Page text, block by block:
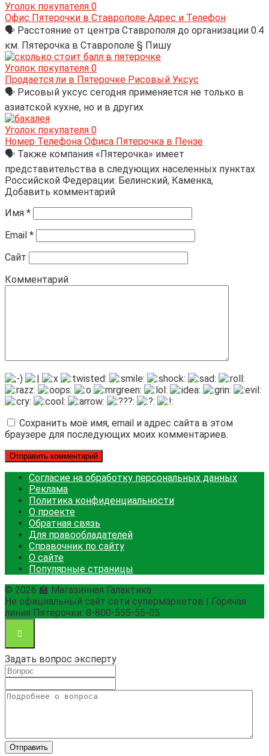
Уголок покупателя 0
Офис Пятерочки в Ставрополе Адрес и Телефон
🗣 Расстояние от центра Ставрополя до организации 0.4
км. Пятерочка в Ставрополе § Пишу
Уголок покупателя 0
Продается ли в Пятерочке Рисовый Уксус
🗣 Рисовый уксус сегодня применяется не только в
азиатской кухне, но и в других
Уголок покупателя 0
Номер Телефона Офиса Пятерочка в Пензе
🗣 Также компания «Пятерочка» имеет
представительства в следующих населенных пунктах
Российской Федерации: Белинский, Каменка,
Добавить комментарий
Имя *
Email *
Сайт
Комментарий
Сохранить моё имя, email и адрес сайта в этом
браузере для последующих моих комментариев.
Согласие на обработку персональных данных
Реклама
Политика конфиденциальности
О проекте
Обратная связь
Для правообладателей
Справочник по сайту
О сайте
Популярные страницы
© 2026 🏫 Магазинная Галактика
Не официальный сайт сети супермаркетов | Горячая
линия Пятерочки: 8-800-555-55-05
Задать вопрос эксперту